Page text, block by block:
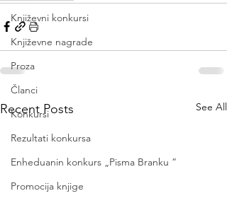
Književni konkursi
Književne nagrade
Proza
Članci
Konkursi
Rezultati konkursa
Enheduanin konkurs „Pisma Branku ”
Promocija knjige
Recent Posts See All